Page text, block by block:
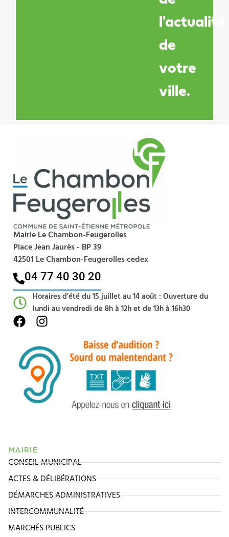
l'actualité
de
votre
ville.
Mairie Le Chambon-Feugerolles
Place Jean Jaurès - BP 39
42501 Le Chambon-Feugerolles cedex
04 77 40 30 20​
Horaires d'été du 15 juillet au 14 août : Ouverture du
lundi au vendredi de 8h à 12h et de 13h à 16h30
MAIRIE
CONSEIL MUNICIPAL
ACTES & DÉLIBÉRATIONS
DÉMARCHES ADMINISTRATIVES
INTERCOMMUNALITÉ
MARCHÉS PUBLICS